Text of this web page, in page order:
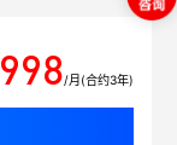
998/月(合约3年)